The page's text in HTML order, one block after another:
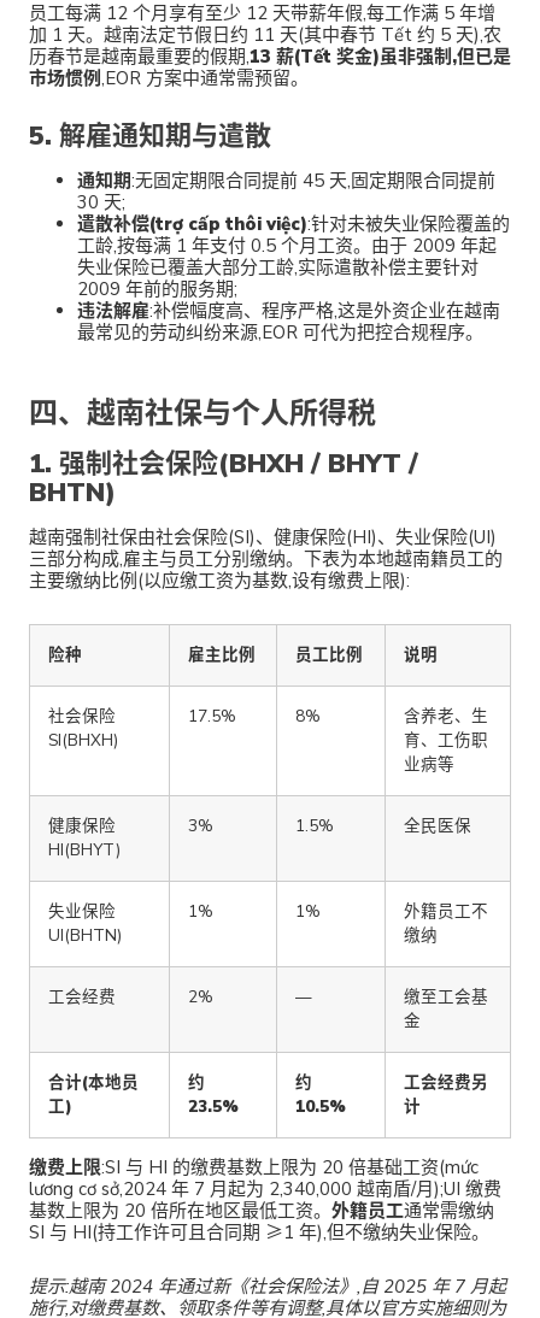
员工每满 12 个月享有至少 12 天带薪年假,每工作满 5 年增
加 1 天。越南法定节假日约 11 天(其中春节 Tết 约 5 天),农
历春节是越南最重要的假期,13 薪(Tết 奖金)虽非强制,但已是
市场惯例,EOR 方案中通常需预留。
5. 解雇通知期与遣散
通知期:无固定期限合同提前 45 天,固定期限合同提前
30 天;
遣散补偿(trợ cấp thôi việc):针对未被失业保险覆盖的
工龄,按每满 1 年支付 0.5 个月工资。由于 2009 年起
失业保险已覆盖大部分工龄,实际遣散补偿主要针对
2009 年前的服务期;
违法解雇:补偿幅度高、程序严格,这是外资企业在越南
最常见的劳动纠纷来源,EOR 可代为把控合规程序。
四、越南社保与个人所得税
1. 强制社会保险(BHXH / BHYT /
BHTN)
越南强制社保由社会保险(SI)、健康保险(HI)、失业保险(UI)
三部分构成,雇主与员工分别缴纳。下表为本地越南籍员工的
主要缴纳比例(以应缴工资为基数,设有缴费上限):
险种 雇主比例 员工比例 说明
社会保险
SI(BHXH)
17.5% 8%
含养老、生
育、工伤职
业病等
健康保险
HI(BHYT)
3% 1.5% 全民医保
失业保险
UI(BHTN)
1% 1%
外籍员工不
缴纳
工会经费 2% —
缴至工会基
金
合计(本地员
工)
约
23.5%
约
10.5%
工会经费另
计
缴费上限:SI 与 HI 的缴费基数上限为 20 倍基础工资(mức
lương cơ sở,2024 年 7 月起为 2,340,000 越南盾/月);UI 缴费
基数上限为 20 倍所在地区最低工资。 外籍员工通常需缴纳
SI 与 HI(持工作许可且合同期 ≥1 年),但不缴纳失业保险。
提示:越南 2024 年通过新《社会保险法》,自 2025 年 7 月起
施行,对缴费基数、领取条件等有调整,具体以官方实施细则为